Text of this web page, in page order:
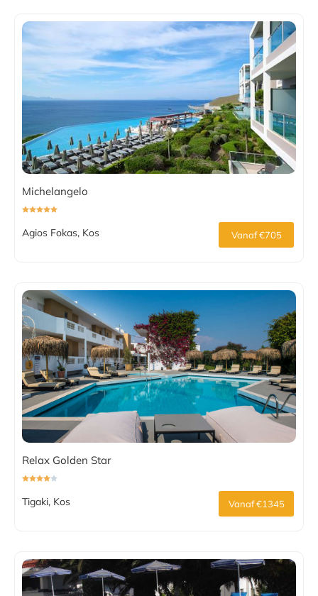
Michelangelo
Agios Fokas, Kos Vanaf €705
Relax Golden Star
Tigaki, Kos Vanaf €1345